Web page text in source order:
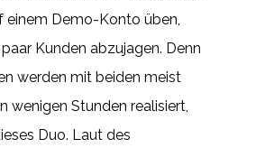
einem Demo-Konto üben,
Kunden abzujagen. Denn
werden mit beiden meist
wenigen Stunden realisiert,
Duo. Laut des